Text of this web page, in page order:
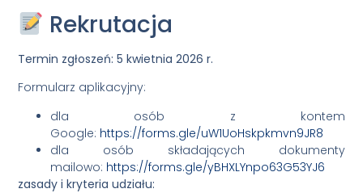
Rekrutacja
Termin zgłoszeń: 5 kwietnia 2026 r.
Formularz aplikacyjny:
dla osób z kontem
Google: https://forms.gle/uW1UoHskpkmvn9JR8
dla osób składających dokumenty
mailowo: https://forms.gle/yBHXLYnpo63G53YJ6
zasady i kryteria udziału: